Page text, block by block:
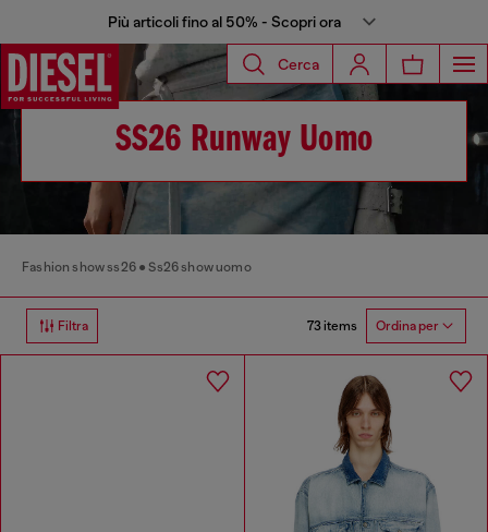
Più articoli fino al 50% - Scopri ora
Cerca
SS26 Runway Uomo
Fashion show ss26 Ss26 show uomo
Filtra 73 items Ordina per